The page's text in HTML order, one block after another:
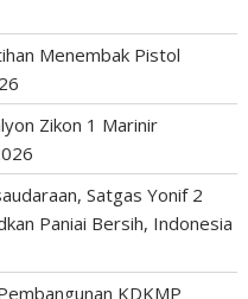
Menembak Pistol
Zikon 1 Marinir
Satgas Yonif 2
Paniai Bersih, Indonesia
KDKMP